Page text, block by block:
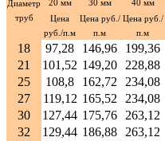
Диаметр
труб
20 мм 30 мм 40 мм
Цена
руб./п.м
Цена руб./
п.м
Цена руб./
п.м
18 97,28 146,96 199,36
21
101,52 149,20 228,88
25
108,8 162,72 234,08
27
119,12 165,52 234,08
30
127,44 175,76 263,12
32
129,44 186,88 263,12